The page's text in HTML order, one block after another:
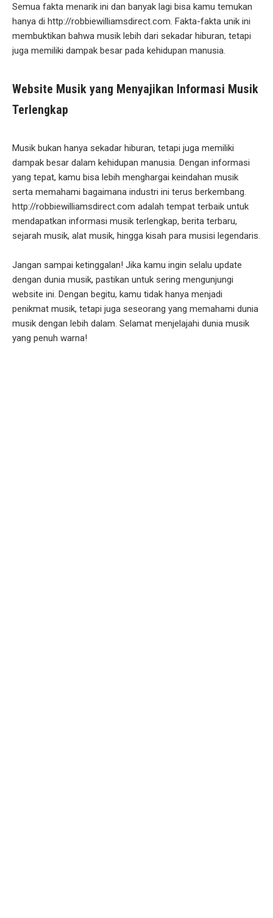
Semua fakta menarik ini dan banyak lagi bisa kamu temukan
hanya di http://robbiewilliamsdirect.com. Fakta-fakta unik ini
membuktikan bahwa musik lebih dari sekadar hiburan, tetapi
juga memiliki dampak besar pada kehidupan manusia.
Website Musik yang Menyajikan Informasi Musik
Terlengkap
Musik bukan hanya sekadar hiburan, tetapi juga memiliki
dampak besar dalam kehidupan manusia. Dengan informasi
yang tepat, kamu bisa lebih menghargai keindahan musik
serta memahami bagaimana industri ini terus berkembang.
http://robbiewilliamsdirect.com adalah tempat terbaik untuk
mendapatkan informasi musik terlengkap, berita terbaru,
sejarah musik, alat musik, hingga kisah para musisi legendaris.
Jangan sampai ketinggalan! Jika kamu ingin selalu update
dengan dunia musik, pastikan untuk sering mengunjungi
website ini. Dengan begitu, kamu tidak hanya menjadi
penikmat musik, tetapi juga seseorang yang memahami dunia
musik dengan lebih dalam. Selamat menjelajahi dunia musik
yang penuh warna!